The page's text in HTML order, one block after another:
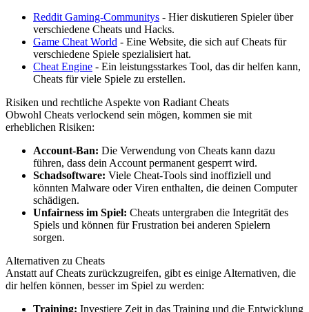
Reddit Gaming-Communitys - Hier diskutieren Spieler über
verschiedene Cheats und Hacks.
Game Cheat World - Eine Website, die sich auf Cheats für
verschiedene Spiele spezialisiert hat.
Cheat Engine - Ein leistungsstarkes Tool, das dir helfen kann,
Cheats für viele Spiele zu erstellen.
Risiken und rechtliche Aspekte von Radiant Cheats
Obwohl Cheats verlockend sein mögen, kommen sie mit
erheblichen Risiken:
Account-Ban: Die Verwendung von Cheats kann dazu
führen, dass dein Account permanent gesperrt wird.
Schadsoftware: Viele Cheat-Tools sind inoffiziell und
könnten Malware oder Viren enthalten, die deinen Computer
schädigen.
Unfairness im Spiel: Cheats untergraben die Integrität des
Spiels und können für Frustration bei anderen Spielern
sorgen.
Alternativen zu Cheats
Anstatt auf Cheats zurückzugreifen, gibt es einige Alternativen, die
dir helfen können, besser im Spiel zu werden:
Training: Investiere Zeit in das Training und die Entwicklung